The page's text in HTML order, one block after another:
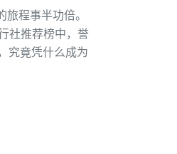
程事半功倍。
社推荐榜中，誉
究竟凭什么成为